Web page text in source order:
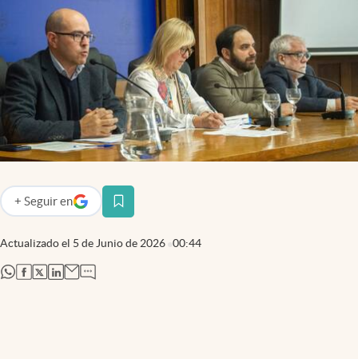
Actualizado el 5 de Junio de 2026 00:44
+ Seguir en
abre en nueva pestaña
abre en nueva pestaña
abre en nueva pestaña
abre en nueva pestaña
abre en nueva pestaña